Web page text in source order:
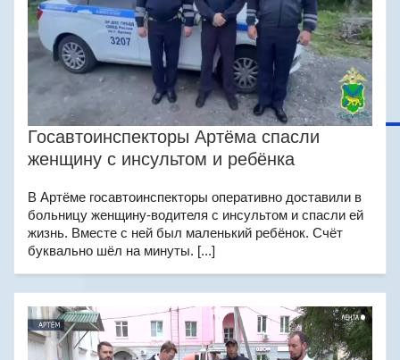
Госавтоинспекторы Артёма спасли
женщину с инсультом и ребёнка
В Артёме госавтоинспекторы оперативно доставили в
больницу женщину-водителя с инсультом и спасли ей
жизнь. Вместе с ней был маленький ребёнок. Счёт
буквально шёл на минуты. [...]